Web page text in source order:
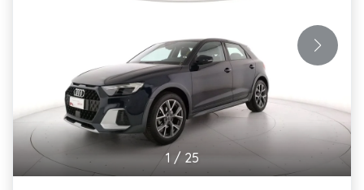
1 / 25